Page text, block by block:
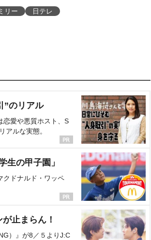
リー 日テレ
”のリアル
恋愛や悪質ホスト、S
アルな実態。
生の甲子園」
クドナルド・ワッペ
止まらん！
）』が8／５よりJ:C